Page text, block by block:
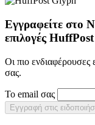
Εγγραφείτε στο
επιλογές HuffPost
Οι πιο ενδιαφέρουσες
σας.
Το email σας
Εγγραφή στις